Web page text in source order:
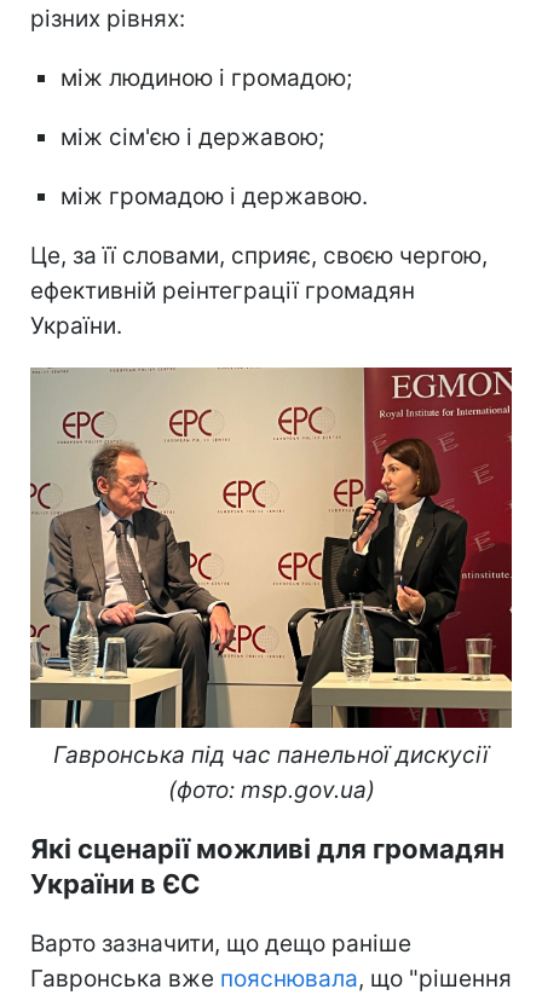
різних рівнях:
між людиною і громадою;
між сім'єю і державою;
між громадою і державою.
Це, за її словами, сприяє, своєю чергою,
ефективній реінтеграції громадян
України.
Гавронська під час панельної дискусії
(фото: msp.gov.ua)
Які сценарії можливі для громадян
України в ЄС
Варто зазначити, що дещо раніше
Гавронська вже пояснювала, що "рішення